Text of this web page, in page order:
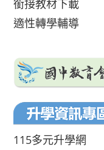
銜接教材下載
適性轉學輔導
115多元升學網